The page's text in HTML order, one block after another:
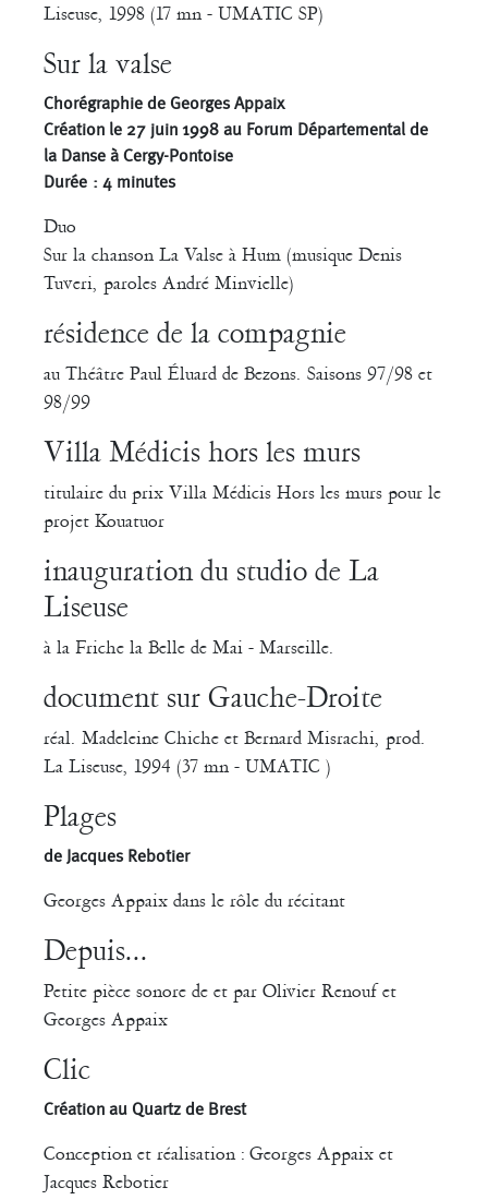
Liseuse, 1998 (17 mn - UMATIC SP)
Sur la valse
Chorégraphie de Georges Appaix
Création le 27 juin 1998 au Forum Départemental de
la Danse à Cergy-Pontoise
Durée : 4 minutes
Duo
Sur la chanson La Valse à Hum (musique Denis
Tuveri, paroles André Minvielle)
résidence de la compagnie
au Théâtre Paul Éluard de Bezons. Saisons 97/98 et
98/99
Villa Médicis hors les murs
titulaire du prix Villa Médicis Hors les murs pour le
projet Kouatuor
inauguration du studio de La
Liseuse
à la Friche la Belle de Mai - Marseille.
document sur Gauche-Droite
réal. Madeleine Chiche et Bernard Misrachi, prod.
La Liseuse, 1994 (37 mn - UMATIC )
Plages
de Jacques Rebotier
Georges Appaix dans le rôle du récitant
Depuis...
Petite pièce sonore de et par Olivier Renouf et
Georges Appaix
Clic
Création au Quartz de Brest
Conception et réalisation : Georges Appaix et
Jacques Rebotier